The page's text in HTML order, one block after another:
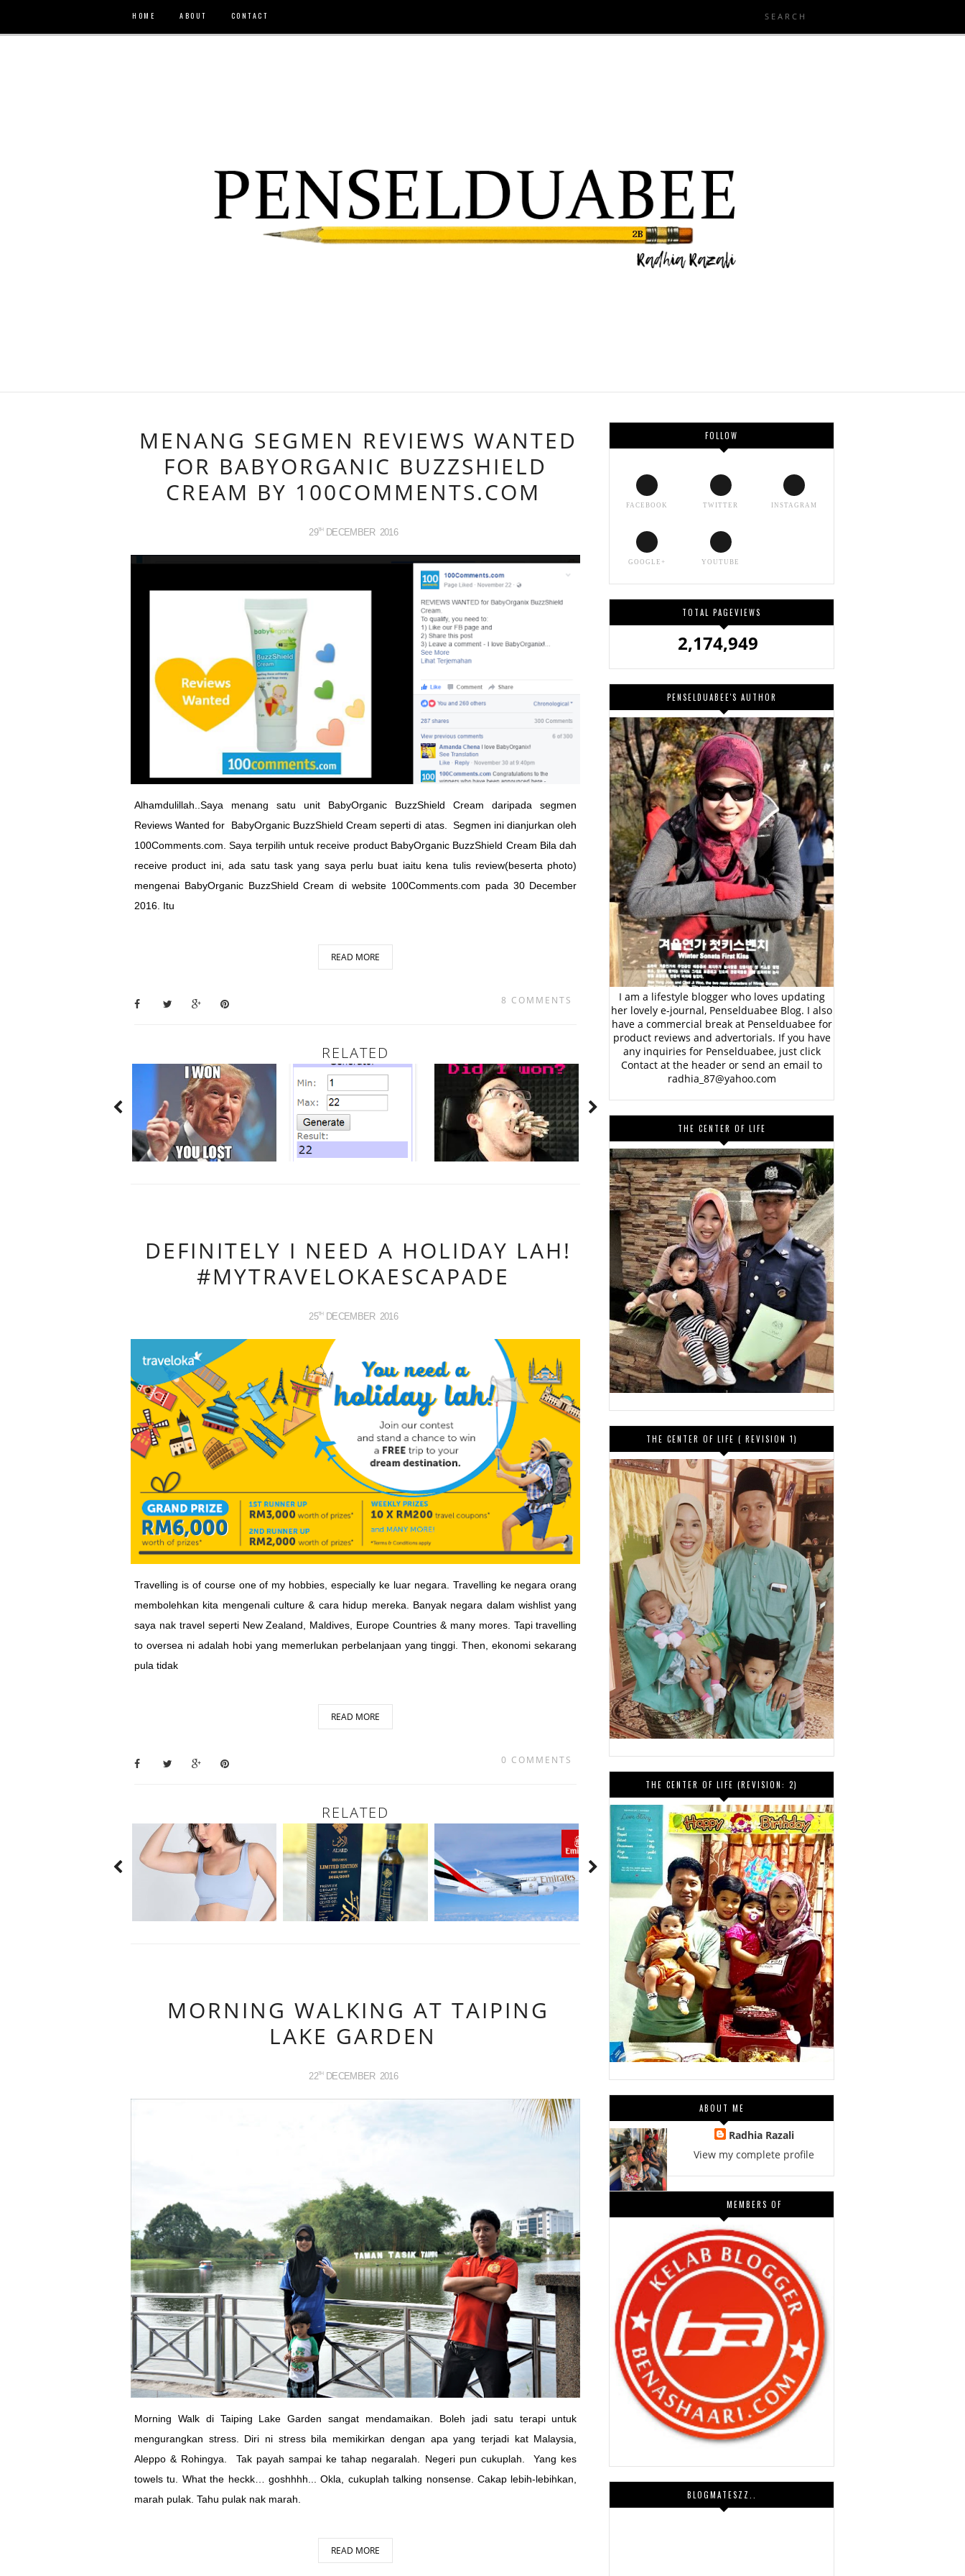
HOME ABOUT CONTACT
MENANG SEGMEN REVIEWS WANTED
FOR BABYORGANIC BUZZSHIELD
CREAM BY 100COMMENTS.COM
29TH DECEMBER 2016
Alhamdulillah..Saya menang satu unit BabyOrganic BuzzShield Cream daripada segmen
Reviews Wanted for BabyOrganic BuzzShield Cream seperti di atas. Segmen ini dianjurkan oleh
100Comments.com. Saya terpilih untuk receive product BabyOrganic BuzzShield Cream Bila dah
receive product ini, ada satu task yang saya perlu buat iaitu kena tulis review(beserta photo)
mengenai BabyOrganic BuzzShield Cream di website 100Comments.com pada 30 December
2016. Itu
READ MORE
8 COMMENTS
RELATED
DEFINITELY I NEED A HOLIDAY LAH!
#MYTRAVELOKAESCAPADE
25TH DECEMBER 2016
Travelling is of course one of my hobbies, especially ke luar negara. Travelling ke negara orang
membolehkan kita mengenali culture & cara hidup mereka. Banyak negara dalam wishlist yang
saya nak travel seperti New Zealand, Maldives, Europe Countries & many mores. Tapi travelling
to oversea ni adalah hobi yang memerlukan perbelanjaan yang tinggi. Then, ekonomi sekarang
pula tidak
READ MORE
0 COMMENTS
RELATED
MORNING WALKING AT TAIPING
LAKE GARDEN
22TH DECEMBER 2016
Morning Walk di Taiping Lake Garden sangat mendamaikan. Boleh jadi satu terapi untuk
mengurangkan stress. Diri ni stress bila memikirkan dengan apa yang terjadi kat Malaysia,
Aleppo & Rohingya. Tak payah sampai ke tahap negaralah. Negeri pun cukuplah. Yang kes
towels tu. What the heckk… goshhhh... Okla, cukuplah talking nonsense. Cakap lebih-lebihkan,
marah pulak. Tahu pulak nak marah.
READ MORE
FOLLOW
FACEBOOK TWITTER INSTAGRAM
GOOGLE+ YOUTUBE
TOTAL PAGEVIEWS
2,174,949
PENSELDUABEE'S AUTHOR
I am a lifestyle blogger who loves updating
her lovely e-journal, Penselduabee Blog. I also
have a commercial break at Penselduabee for
product reviews and advertorials. If you have
any inquiries for Penselduabee, just click
Contact at the header or send an email to
radhia_87@yahoo.com
THE CENTER OF LIFE
THE CENTER OF LIFE ( REVISION 1)
THE CENTER OF LIFE (REVISION: 2)
ABOUT ME
Radhia Razali
View my complete profile
MEMBERS OF
BLOGMATESZZ..